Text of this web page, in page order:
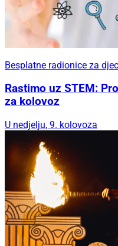
Besplatne radionice za
Rastimo uz STEM:
za kolovoz
U nedjelju, 9. kolovoza